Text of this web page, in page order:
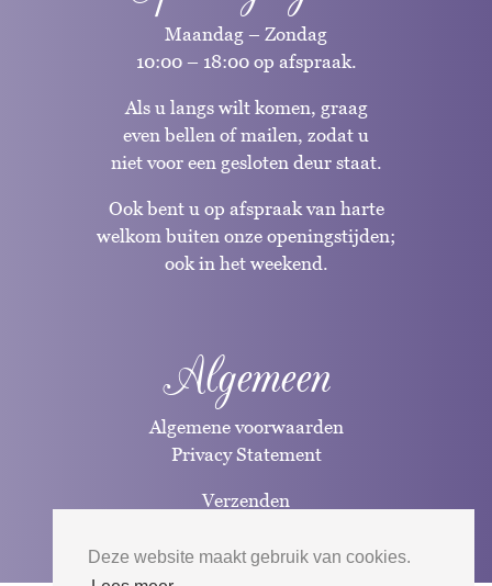
Deze website maakt gebruik van cookies.
Maandag – Zondag
10:00 – 18:00 op afspraak.
Als u langs wilt komen, graag
even bellen of mailen, zodat u
niet voor een gesloten deur staat.
Ook bent u op afspraak van harte
welkom buiten onze openingstijden;
ook in het weekend.
Algemeen
Algemene voorwaarden
Privacy Statement
Verzenden